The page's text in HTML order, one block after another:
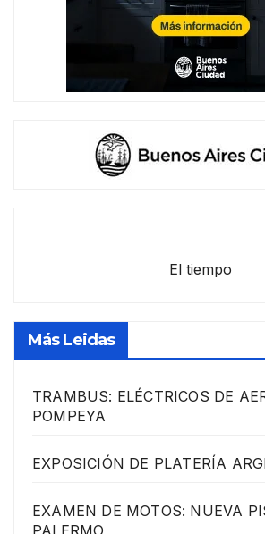
El tiempo
Más Leidas
TRAMBUS: ELÉCTRICOS DE
POMPEYA
EXPOSICIÓN DE PLATERÍA
EXAMEN DE MOTOS: NUEVA